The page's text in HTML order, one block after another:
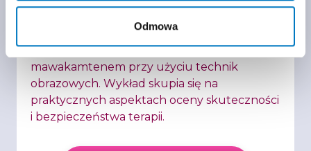
Odmowa
dr hab. n. med. Ewa Kowalik
Prezentację poświęcono monitorowaniu
pacjenta z oHCM leczonego
mawakamtenem przy użyciu technik
obrazowych. Wykład skupia się na
praktycznych aspektach oceny skuteczności
i bezpieczeństwa terapii.